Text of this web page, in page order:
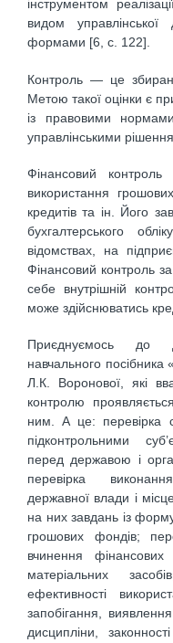
інструментом
видом управлінської
формами [6, с. 122].
Контроль — це
Метою такої оцінки є
із правовими
управлінськими
Фінансовий контроль
використання
кредитів та ін. Його
бухгалтерського
відомствах, на
Фінансовий контроль
себе внутрішній
може здійснюватись
Приєднуємось до
навчального
Л.К. Воронової, які
контролю
ним. А це: перевірка
підконтрольними
перед державою і
перевірка
державної влади і
на них завдань із
грошових фондів;
вчинення
матеріальних
ефективності
запобігання,
дисципліни,